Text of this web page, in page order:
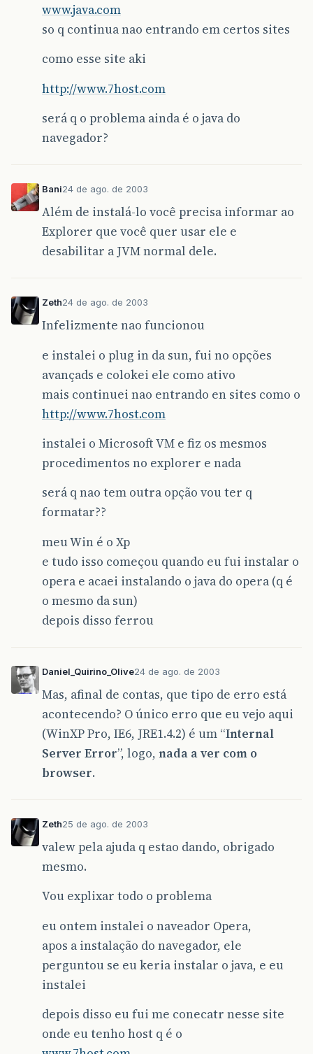
www.java.com
so q continua nao entrando em certos sites
como esse site aki
http://www.7host.com
será q o problema ainda é o java do
navegador?
Bani24 de ago. de 2003
Além de instalá-lo você precisa informar ao
Explorer que você quer usar ele e
desabilitar a JVM normal dele.
Zeth24 de ago. de 2003
Infelizmente nao funcionou
e instalei o plug in da sun, fui no opções
avançads e colokei ele como ativo
mais continuei nao entrando en sites como o
http://www.7host.com
instalei o Microsoft VM e fiz os mesmos
procedimentos no explorer e nada
será q nao tem outra opção vou ter q
formatar??
meu Win é o Xp
e tudo isso começou quando eu fui instalar o
opera e acaei instalando o java do opera (q é
o mesmo da sun)
depois disso ferrou
Daniel_Quirino_Olive24 de ago. de 2003
Mas, afinal de contas, que tipo de erro está
acontecendo? O único erro que eu vejo aqui
(WinXP Pro, IE6, JRE1.4.2) é um “Internal
Server Error”, logo, nada a ver com o
browser.
Zeth25 de ago. de 2003
valew pela ajuda q estao dando, obrigado
mesmo.
Vou explixar todo o problema
eu ontem instalei o naveador Opera,
apos a instalação do navegador, ele
perguntou se eu keria instalar o java, e eu
instalei
depois disso eu fui me conecatr nesse site
onde eu tenho host q é o